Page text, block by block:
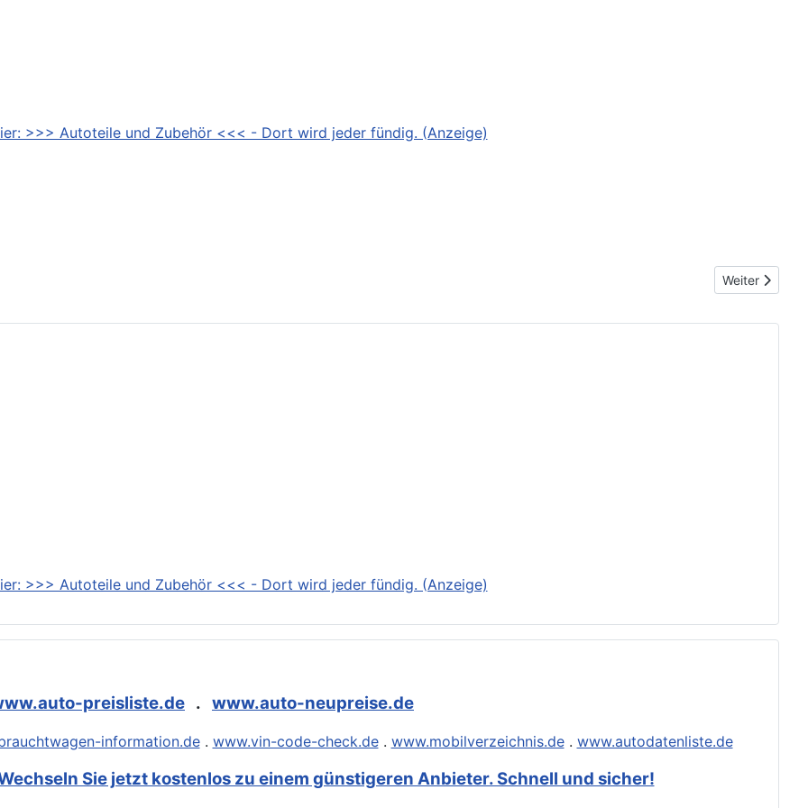
>>> Autoteile und Zubehör <<< - Dort wird jeder fündig. (Anzeige)
/ Typenübersicht Nächster
Weiter
>>> Autoteile und Zubehör <<< - Dort wird jeder fündig. (Anzeige)
preisliste.de . www.auto-neupreise.de
information.de. www.vin-code-check.de. www.mobilverzeichnis.de. www.autodatenliste.de
Sie jetzt kostenlos zu einem günstigeren Anbieter. Schnell und sicher!